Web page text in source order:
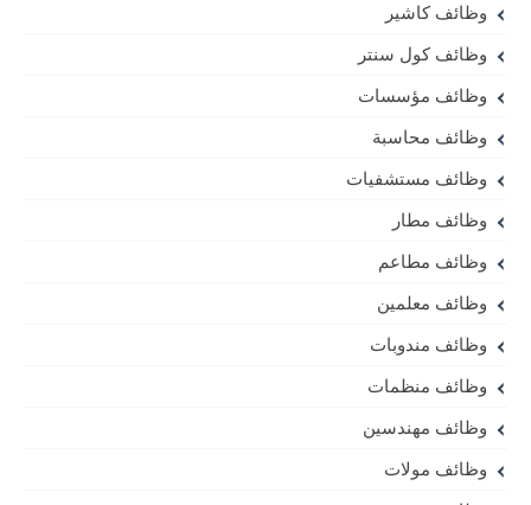
وظائف كاشير
وظائف كول سنتر
وظائف مؤسسات
وظائف محاسبة
وظائف مستشفيات
وظائف مطار
وظائف مطاعم
وظائف معلمين
وظائف مندوبات
وظائف منظمات
وظائف مهندسين
وظائف مولات